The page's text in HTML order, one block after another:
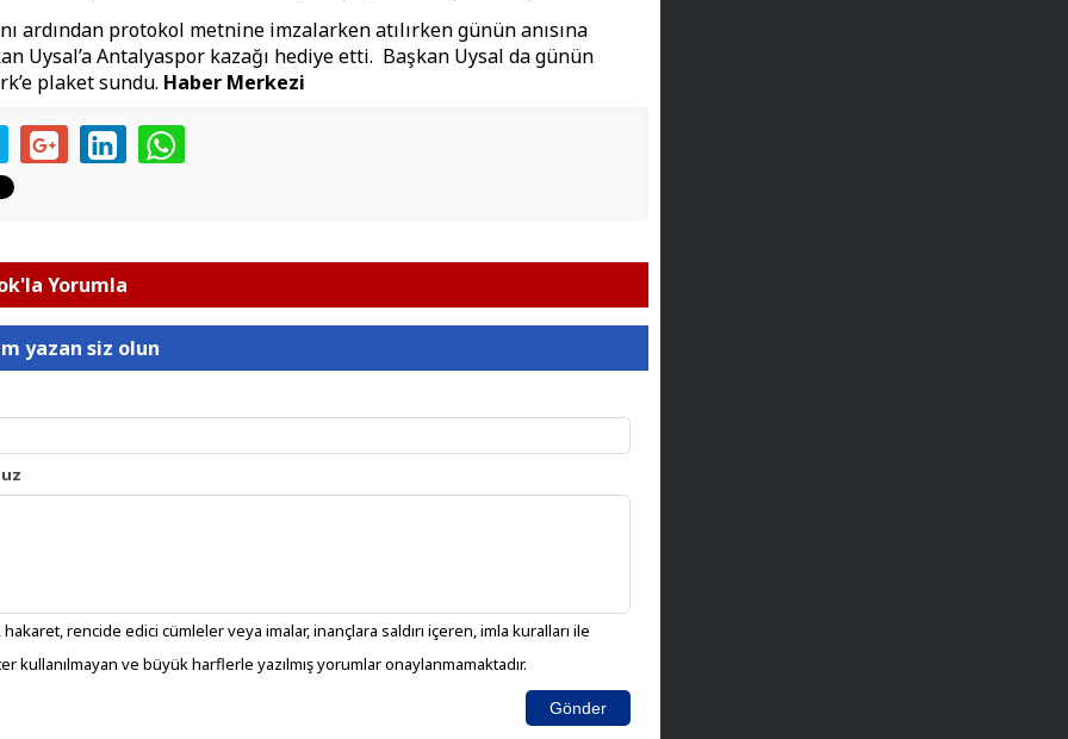
ardından protokol metnine imzalarken atılırken günün anısına
Uysal’a Antalyaspor kazağı hediye etti. Başkan Uysal da günün
plaket sundu. Haber Merkezi
Yorumla
yazan siz olun
hakaret, rencide edici cümleler veya imalar, inançlara saldırı içeren, imla kuralları ile
kullanılmayan ve büyük harflerle yazılmış yorumlar onaylanmamaktadır.
Gönder